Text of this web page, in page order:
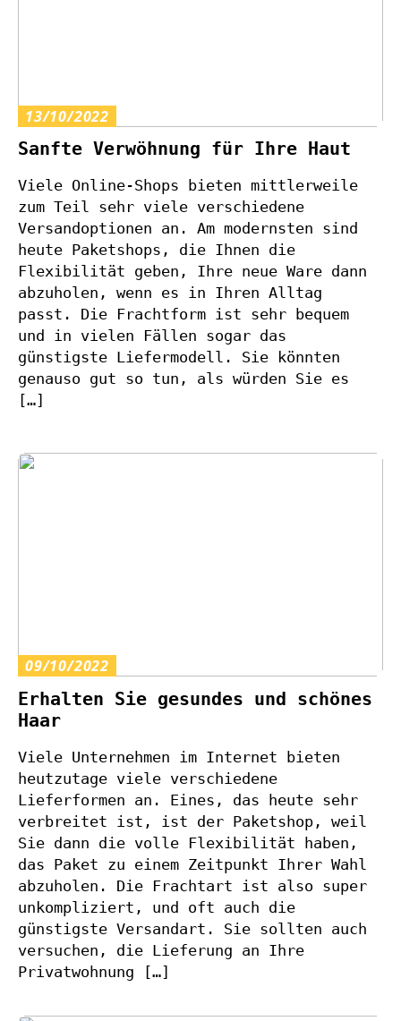
13/10/2022
Sanfte Verwöhnung für Ihre Haut
Viele Online-Shops bieten mittlerweile
zum Teil sehr viele verschiedene
Versandoptionen an. Am modernsten sind
heute Paketshops, die Ihnen die
Flexibilität geben, Ihre neue Ware dann
abzuholen, wenn es in Ihren Alltag
passt. Die Frachtform ist sehr bequem
und in vielen Fällen sogar das
günstigste Liefermodell. Sie könnten
genauso gut so tun, als würden Sie es
[…]
09/10/2022
Erhalten Sie gesundes und schönes
Haar
Viele Unternehmen im Internet bieten
heutzutage viele verschiedene
Lieferformen an. Eines, das heute sehr
verbreitet ist, ist der Paketshop, weil
Sie dann die volle Flexibilität haben,
das Paket zu einem Zeitpunkt Ihrer Wahl
abzuholen. Die Frachtart ist also super
unkompliziert, und oft auch die
günstigste Versandart. Sie sollten auch
versuchen, die Lieferung an Ihre
Privatwohnung […]